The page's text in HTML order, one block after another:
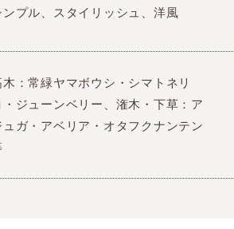
ンプル、スタイリッシュ、洋風
木：常緑ヤマボウシ・シマトネリ
・ジューンベリー、潅木・下草：ア
ュガ・アベリア・オタフクナンテン